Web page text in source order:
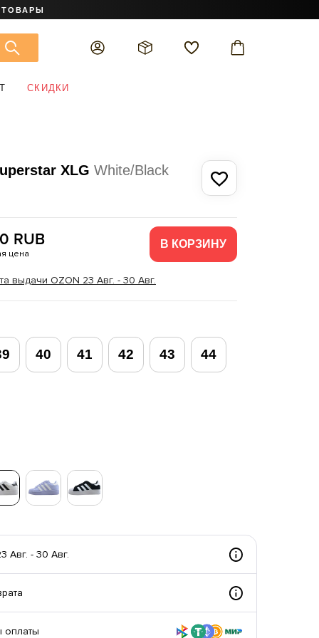
СКИДКИ
XLG White/Black
RUB
цена
выдачи OZON 23 Авг. - 30 Авг.
В КОРЗИНУ
40 41 42 43 44
Авг. - 30 Авг.